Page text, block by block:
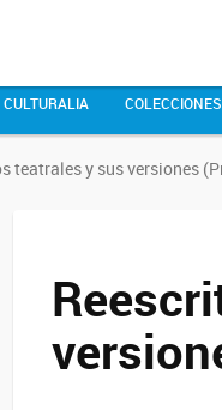
CULTURALIA COLECCIONES
teatrales y sus versiones